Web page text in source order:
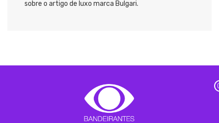
sobre o artigo de luxo marca Bulgari.